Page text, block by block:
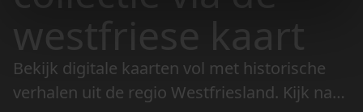
westfriese kaart
Bekijk digitale kaarten vol met historische
verhalen uit de regio Westfriesland. Kijk naar